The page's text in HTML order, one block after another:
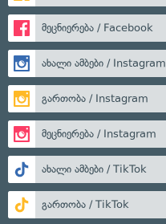
მეცნიერება / Facebook
ახალი ამბები / Instagram
გართობა / Instagram
მეცნიერება / Instagram
ახალი ამბები / TikTok
გართობა / TikTok